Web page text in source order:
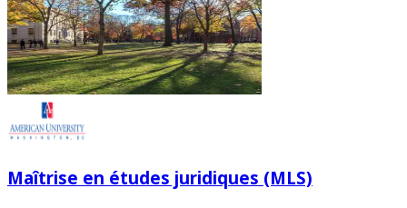
Maîtrise en études juridiques (MLS)